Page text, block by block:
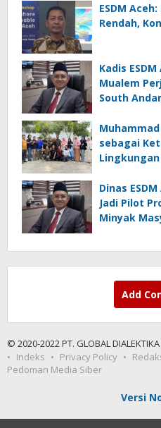
ESDM
Rendah,
Kadis
Mualem
South
sebagai
Lingkungan
Dinas
Jadi Pilot
Minyak
Add
© 2020-2022 PT. GLOBAL
Indeks
Privacy Policy
Pedoman Media Siber
Versi